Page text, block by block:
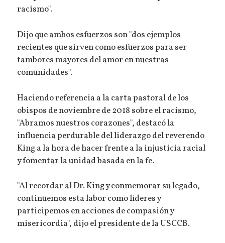
racismo".
Dijo que ambos esfuerzos son "dos ejemplos
recientes que sirven como esfuerzos para ser
tambores mayores del amor en nuestras
comunidades".
Haciendo referencia a la carta pastoral de los
obispos de noviembre de 2018 sobre el racismo,
"Abramos nuestros corazones", destacó la
influencia perdurable del liderazgo del reverendo
King a la hora de hacer frente a la injusticia racial
y fomentar la unidad basada en la fe.
"Al recordar al Dr. King y conmemorar su legado,
continuemos esta labor como líderes y
participemos en acciones de compasión y
misericordia", dijo el presidente de la USCCB.